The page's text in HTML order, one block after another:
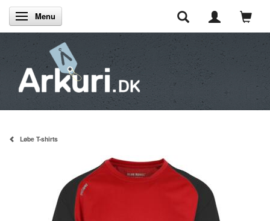
Skifte navigation
Menu
Løbe T-shirts